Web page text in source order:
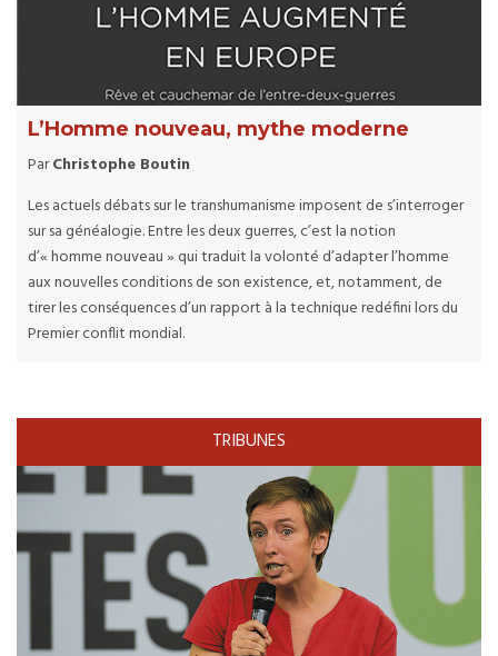
L’Homme nouveau, mythe moderne
ParChristophe Boutin
Les actuels débats sur le transhumanisme imposent de s’interroger
sur sa généalogie. Entre les deux guerres, c’est la notion
d’« homme nouveau » qui traduit la volonté d’adapter l’homme
aux nouvelles conditions de son existence, et, notamment, de
tirer les conséquences d’un rapport à la technique redéfini lors du
Premier conflit mondial.
TRIBUNES